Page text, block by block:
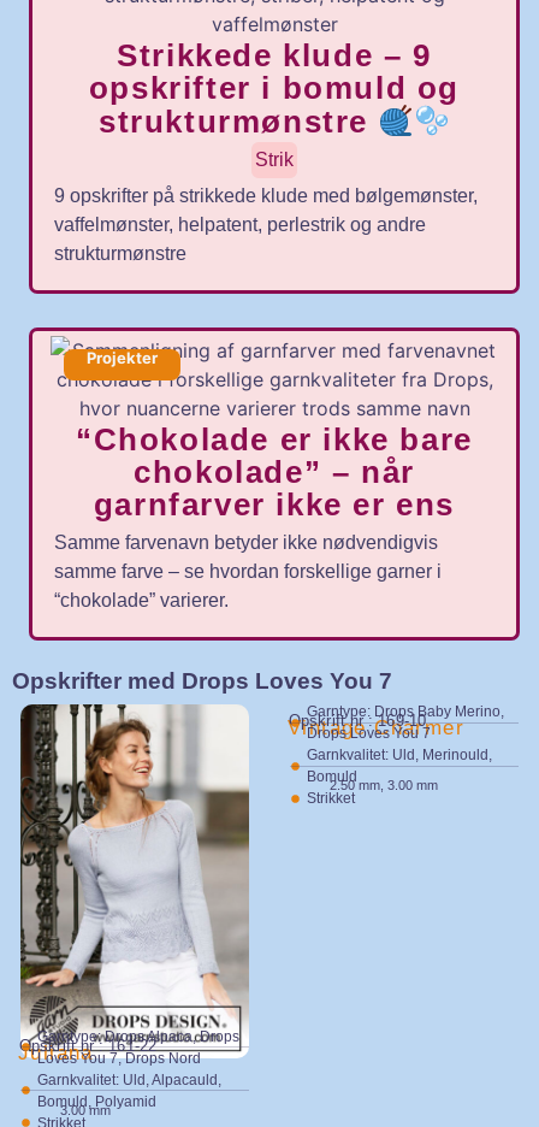
Strikkede klude – 9
opskrifter i bomuld og
strukturmønstre
Strik
9 opskrifter på strikkede klude med bølgemønster,
vaffelmønster, helpatent, perlestrik og andre
strukturmønstre
Projekter
“Chokolade er ikke bare
chokolade” – når
garnfarver ikke er ens
Samme farvenavn betyder ikke nødvendigvis
samme farve – se hvordan forskellige garner i
“chokolade” varierer.
Opskrifter med Drops Loves You 7
Juliana
Opskrift nr : 161-22
Garntype: Drops Alpaca, Drops
Loves You 7, Drops Nord
Garnkvalitet: Uld, Alpacauld,
Bomuld, Polyamid
Strikket
3.00 mm
Vintage Charmer
Opskrift nr : 169-10
Garntype: Drops Baby Merino,
Drops Loves You 7
Garnkvalitet: Uld, Merinould,
Bomuld
Strikket
2.50 mm, 3.00 mm